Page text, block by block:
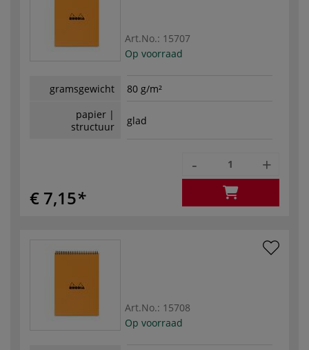
Art.No.: 15707
Op voorraad
gramsgewicht
80 g/m²
papier |
structuur
glad
€ 7,15
- +
Art.No.: 15708
Op voorraad